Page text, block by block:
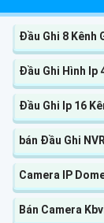
Đầu Ghi 8 Kênh
Đầu Ghi Hình Ip
Đầu Ghi Ip 16
bán Đầu Ghi
Camera IP
Bán Camera